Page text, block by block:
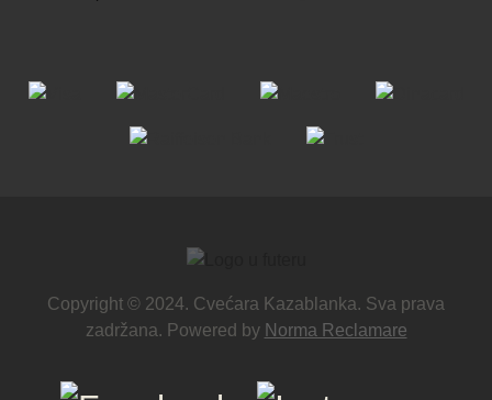
Copyright © 2024. Cvećara Kazablanka. Sva prava
zadržana. Powered by Norma Reclamare